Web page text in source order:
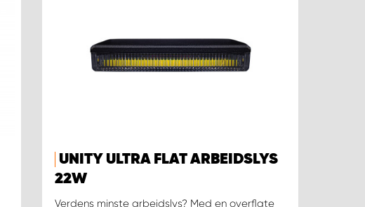
UNITY ULTRA FLAT ARBEIDSLYS
22W
Verdens minste arbeidslys? Med en overflate